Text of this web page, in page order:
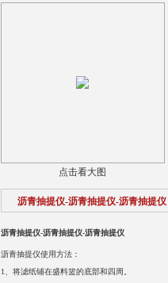
点击看大图
沥青抽提仪-沥青抽提仪-沥青抽提仪
沥青抽提仪-沥青抽提仪-沥青抽提仪
沥青抽提仪使用方法：
1、将滤纸铺在盛料篮的底部和四周。